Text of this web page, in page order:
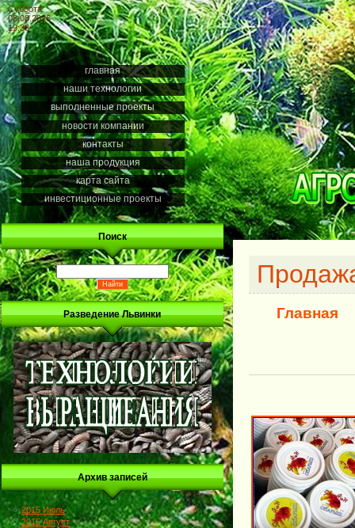
Суббота
08.08.2026
19:38
главная
наши технологии
выполненные проекты
новости компании
контакты
наша продукция
карта сайта
инвестиционные проекты
Поиск
Разведение Львинки
Архив записей
2015 Июль
2015 Август
Главная